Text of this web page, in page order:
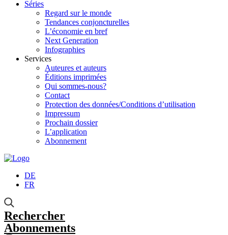
Séries
Regard sur le monde
Tendances conjoncturelles
L’économie en bref
Next Generation
Infographies
Services
Auteures et auteurs
Éditions imprimées
Qui sommes-nous?
Contact
Protection des données/Conditions d’utilisation
Impressum
Prochain dossier
L’application
Abonnement
DE
FR
Rechercher
Abonnements